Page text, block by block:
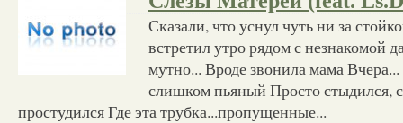
Сказали, что уснул чуть ни за
встретил утро рядом с незнакомой
мутно... Вроде звонила мама
слишком пьяный Просто стыдился,
простудился Где эта трубка...пропущенные...